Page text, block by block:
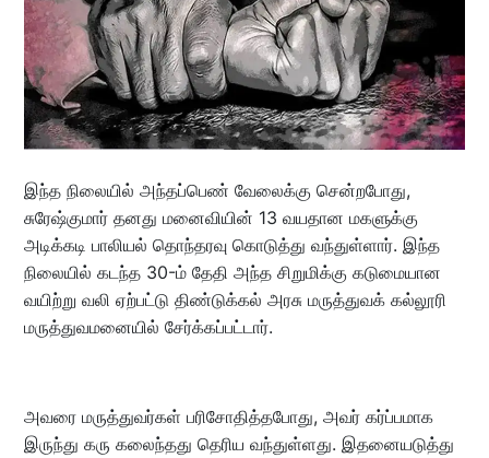
இந்த நிலையில் அந்தப்பெண் வேலைக்கு சென்றபோது,
சுரேஷ்குமார் தனது மனைவியின் 13 வயதான மகளுக்கு
அடிக்கடி பாலியல் தொந்தரவு கொடுத்து வந்துள்ளார். இந்த
நிலையில் கடந்த 30-ம் தேதி அந்த சிறுமிக்கு கடுமையான
வயிற்று வலி ஏற்பட்டு திண்டுக்கல் அரசு மருத்துவக் கல்லூரி
மருத்துவமனையில் சேர்க்கப்பட்டார்.
அவரை மருத்துவர்கள் பரிசோதித்தபோது, அவர் கர்ப்பமாக
இருந்து கரு கலைந்தது தெரிய வந்துள்ளது. இதனையடுத்து